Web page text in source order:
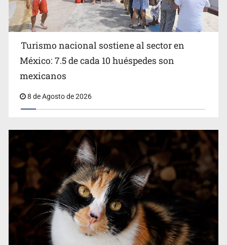
Belinda se corona como la más bella de 2026 en People
Turismo nacional sostiene al sector en
México: 7.5 de cada 10 huéspedes son
mexicanos
8 de Agosto de 2026